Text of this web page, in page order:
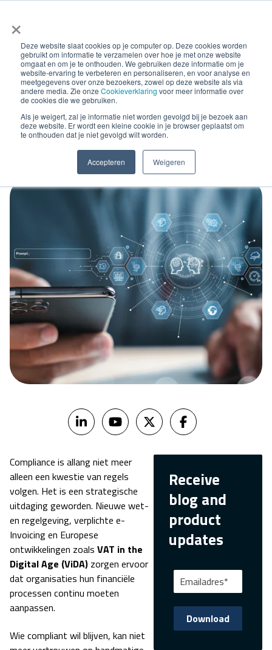
×
Deze website slaat cookies op je computer op. Deze cookies worden
gebruikt om informatie te verzamelen over hoe je met onze website
omgaat en om je te onthouden. We gebruiken deze informatie om je
website-ervaring te verbeteren en personaliseren, en voor analyse en
meetgegevens over onze bezoekers, zowel op deze website als via
andere media. Zie onze Cookieverklaring voor meer informatie over
de cookies die we gebruiken.
Als je weigert, zal je informatie niet worden gevolgd bij je bezoek aan
deze website. Er wordt een kleine cookie in je browser geplaatst om
te onthouden dat je niet gevolgd wilt worden.
Accepteren Weigeren
Blog Posts
AI maakt compliance
toekomstbestendig
Compliance is allang niet meer
alleen een kwestie van regels
volgen. Het is een strategische
uitdaging geworden. Nieuwe wet-
en regelgeving, verplichte e-
Invoicing en Europese
ontwikkelingen zoals VAT in the
Digital Age (ViDA) zorgen ervoor
dat organisaties hun financiële
processen continu moeten
aanpassen.
Wie compliant wil blijven, kan niet
Receive
blog and
product
updates